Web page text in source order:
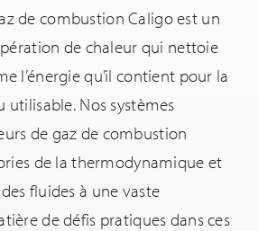
de combustion Caligo est un
de chaleur qui nettoie
l’énergie qu’il contient pour la
utilisable. Nos systèmes
de gaz de combustion
de la thermodynamique et
fluides à une vaste
de défis pratiques dans ces